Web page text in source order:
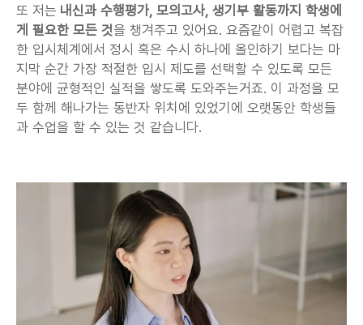
또 저는 내신과 수행평가, 모의고사, 생기부 활동까지 학생에
게 필요한 모든 것을 챙겨주고 있어요. 요즘같이 어렵고 복잡
한 입시체계에서 정시 혹은 수시 하나에 올인하기 보다는 마
지막 순간 가장 적절한 입시 제도를 선택할 수 있도록 모든
분야에 균형적인 실적을 쌓도록 도와주는거죠. 이 과정을 모
두 함께 해나가는 동반자 위치에 있었기에 오랫동안 학생들
과 수업을 할 수 있는 것 같습니다.